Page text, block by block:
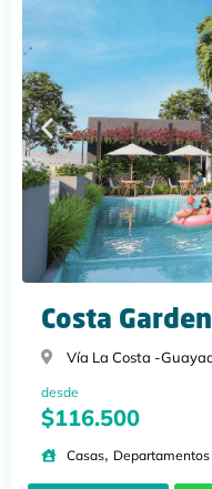
Costa
Vía La Costa -
desde
$116.500
Casas, Departamentos